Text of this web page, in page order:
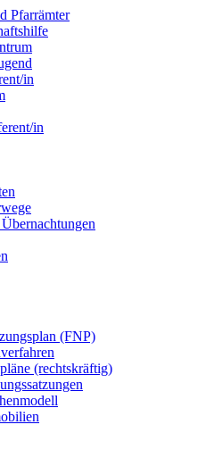
Pfarrämter
in
in
(FNP)
(rechtskräftig)